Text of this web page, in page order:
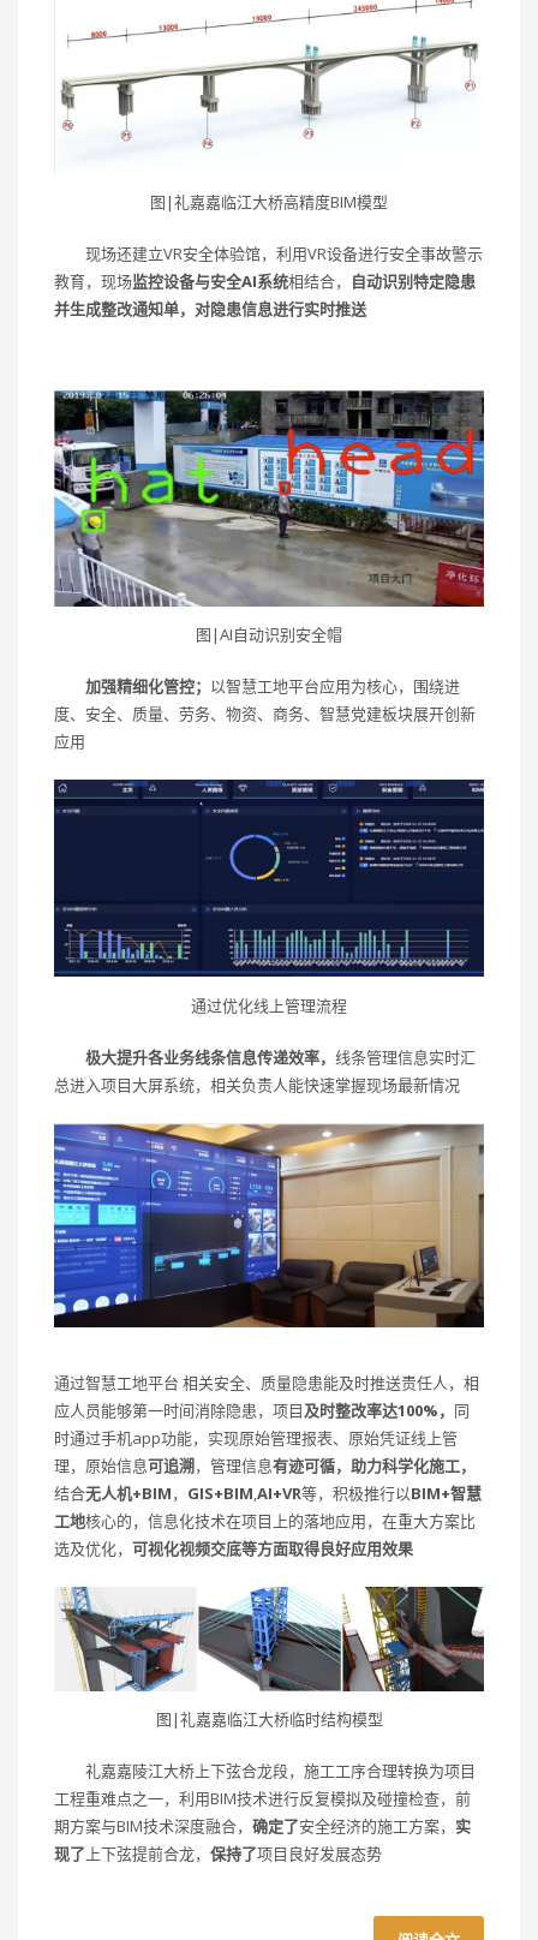
图|礼嘉嘉临江大桥高精度BIM模型
现场还建立VR安全体验馆，利用VR设备进行安全事故警示
教育，现场监控设备与安全AI系统相结合， 自动识别特定隐患
并生成整改通知单， 对隐患信息进行实时推送
图|AI自动识别安全帽
加强精细化管控； 以智慧工地平台应用为核心，围绕进
度、安全、质量、劳务、物资、商务、智慧党建板块展开创新
应用
通过优化线上管理流程
极大提升各业务线条信息传递效率， 线条管理信息实时汇
总进入项目大屏系统，相关负责人能快速掌握现场最新情况
通过智慧工地平台 相关安全、质量隐患能及时推送责任人，相
应人员能够第一时间消除隐患，项目及时整改率达100%， 同
时通过手机app功能，实现原始管理报表、原始凭证线上管
理，原始信息可追溯，管理信息有迹可循，助力科学化施工，
结合无人机+BIM， GIS+BIM,AI+VR等，积极推行以BIM+智慧
工地核心的，信息化技术在项目上的落地应用，在重大方案比
选及优化， 可视化视频交底等方面取得良好应用效果
图|礼嘉嘉临江大桥临时结构模型
礼嘉嘉陵江大桥上下弦合龙段，施工工序合理转换为项目
工程重难点之一，利用BIM技术进行反复模拟及碰撞检查，前
期方案与BIM技术深度融合， 确定了安全经济的施工方案， 实
现了 上下弦提前合龙， 保持了项目良好发展态势